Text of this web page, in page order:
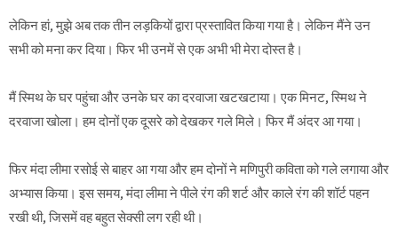
लेकिन हां, मुझे अब तक तीन लड़कियों द्वारा प्रस्तावित किया गया है। लेकिन मैंने उन
सभी को मना कर दिया। फिर भी उनमें से एक अभी भी मेरा दोस्त है।
मैं स्मिथ के घर पहुंचा और उनके घर का दरवाजा खटखटाया। एक मिनट, स्मिथ ने
दरवाजा खोला। हम दोनों एक दूसरे को देखकर गले मिले। फिर मैं अंदर आ गया।
फिर मंदा लीमा रसोई से बाहर आ गया और हम दोनों ने मणिपुरी कविता को गले लगाया और
अभ्यास किया। इस समय, मंदा लीमा ने पीले रंग की शर्ट और काले रंग की शॉर्ट पहन
रखी थी, जिसमें वह बहुत सेक्सी लग रही थी।